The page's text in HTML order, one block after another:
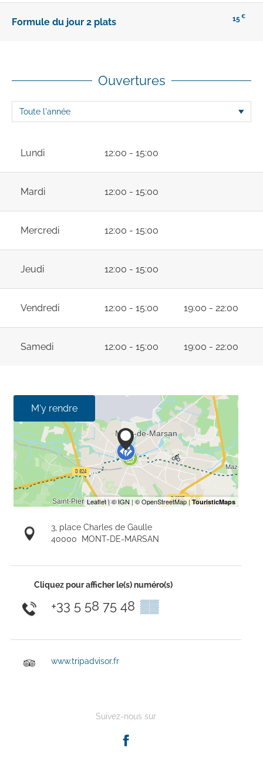
Formule du jour 2 plats 15 €
Ouvertures
Lundi 12:00 - 15:00
Mardi 12:00 - 15:00
Mercredi 12:00 - 15:00
Jeudi 12:00 - 15:00
Vendredi 12:00 - 15:00 19:00 - 22:00
Samedi 12:00 - 15:00 19:00 - 22:00
M'y rendre
3, place Charles de Gaulle
40000 MONT-DE-MARSAN
Cliquez pour afficher le(s) numéro(s)
+33 5 58 75 48 ▒▒
www.tripadvisor.fr
Suivez-nous sur